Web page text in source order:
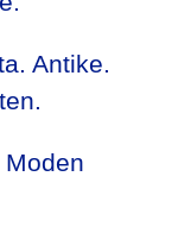
Antike.